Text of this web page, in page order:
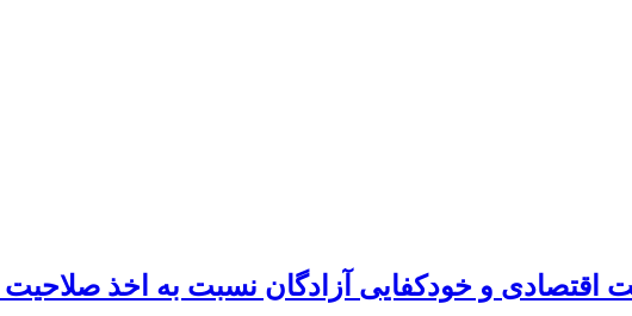
اقتصادی و خودکفایی آزادگان نسبت به اخذ صلاحیت